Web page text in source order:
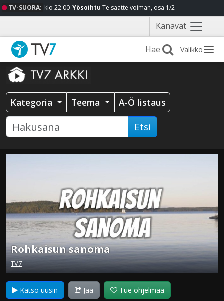
TV-SUORA: klo 22.00 Yösoihtu Te saatte voiman, osa 1/2
Kanavat Näytä
valikko
Valikko
Kategoria Teema A-Ö listaus
Etsi
Rohkaisun sanoma
TV7
Katso uusin Jaa Tue ohjelmaa